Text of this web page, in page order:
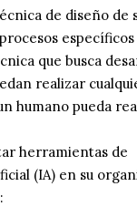
de diseño de
específicos
que busca
realizar
humano pueda
herramientas de
(IA) en su